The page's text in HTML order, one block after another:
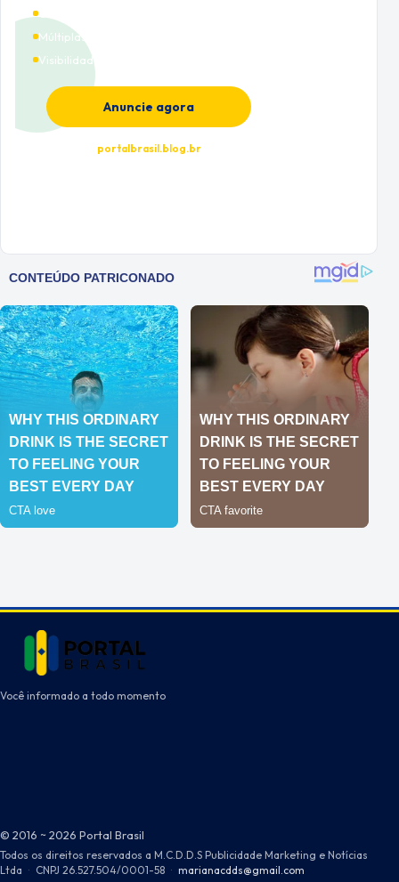
Múltiplas categorias
Visibilidade premium
Anuncie agora
portalbrasil.blog.br
Você informado a todo momento
© 2016 ~ 2026 Portal Brasil
Todos os direitos reservados a M.C.D.D.S Publicidade Marketing e Notícias
Ltda · CNPJ 26.527.504/0001-58 · marianacdds@gmail.com